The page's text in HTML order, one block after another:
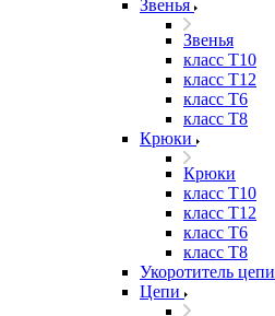
Звенья
Звенья
класс Т10
класс Т12
класс Т6
класс Т8
Крюки
Крюки
класс Т10
класс Т12
класс Т6
класс Т8
Укоротитель цепи
Цепи